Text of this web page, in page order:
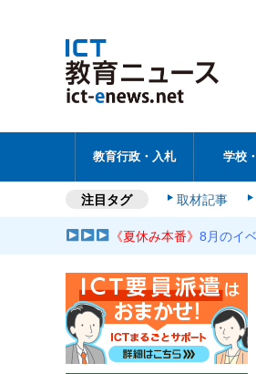
教育行政・入札 学校
注目タグ 取材記事
《夏休み本番》8月のイ